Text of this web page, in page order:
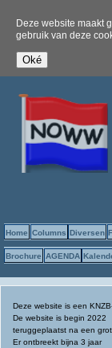
Deze website maakt
gebruik van deze
Home Columns Diversen
Brochure AGENDA
Deze website is een
De website is begin 2022
teruggeplaatst na een
Er ontbreekt bijna 3 jaar